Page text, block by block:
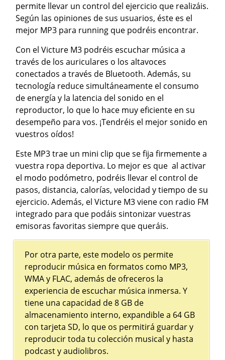
permite llevar un control del ejercicio que realizáis.
Según las opiniones de sus usuarios, éste es el
mejor MP3 para running que podréis encontrar.
Con el Victure M3 podréis escuchar música a
través de los auriculares o los altavoces
conectados a través de Bluetooth. Además, su
tecnología reduce simultáneamente el consumo
de energía y la latencia del sonido en el
reproductor, lo que lo hace muy eficiente en su
desempeño para vos. ¡Tendréis el mejor sonido en
vuestros oídos!
Este MP3 trae un mini clip que se fija firmemente a
vuestra ropa deportiva. Lo mejor es que al activar
el modo podómetro, podréis llevar el control de
pasos, distancia, calorías, velocidad y tiempo de su
ejercicio. Además, el Victure M3 viene con radio FM
integrado para que podáis sintonizar vuestras
emisoras favoritas siempre que queráis.
Por otra parte, este modelo os permite
reproducir música en formatos como MP3,
WMA y FLAC, además de ofreceros la
experiencia de escuchar música inmersa. Y
tiene una capacidad de 8 GB de
almacenamiento interno, expandible a 64 GB
con tarjeta SD, lo que os permitirá guardar y
reproducir toda tu colección musical y hasta
podcast y audiolibros.